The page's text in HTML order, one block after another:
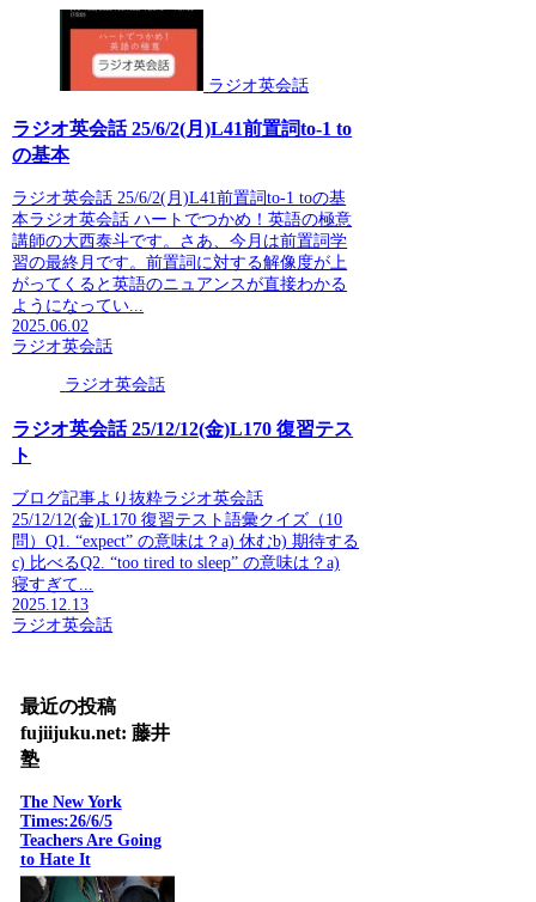
ラジオ英会話
ラジオ英会話 25/6/2(月)L41前置詞to-1 to
の基本
ラジオ英会話 25/6/2(月)L41前置詞to-1 toの基
本ラジオ英会話 ハートでつかめ！英語の極意
講師の大西泰斗です。さあ、今月は前置詞学
習の最終月です。前置詞に対する解像度が上
がってくると英語のニュアンスが直接わかる
ようになってい...
2025.06.02
ラジオ英会話
ラジオ英会話
ラジオ英会話 25/12/12(金)L170 復習テス
ト
ブログ記事より抜粋ラジオ英会話
25/12/12(金)L170 復習テスト語彙クイズ（10
問）Q1. “expect” の意味は？a) 休むb) 期待する
c) 比べるQ2. “too tired to sleep” の意味は？a)
寝すぎて...
2025.12.13
ラジオ英会話
最近の投稿
fujiijuku.net: 藤井
塾
The New York
Times:26/6/5
Teachers Are Going
to Hate It